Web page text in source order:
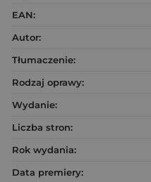
EAN:
Autor:
Tłumaczenie:
Rodzaj oprawy:
Wydanie:
Liczba stron:
Rok wydania:
Data premiery: